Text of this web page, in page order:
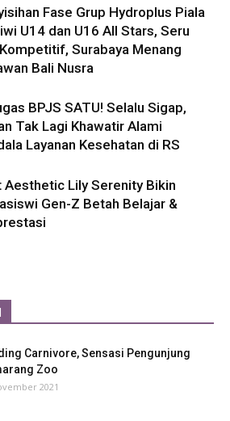
Fase Grup Hydroplus Piala
U14 dan U16 All Stars, Seru
Surabaya Menang
Bali Nusra
BPJS SATU! Selalu Sigap,
Tak Lagi Khawatir Alami
Layanan Kesehatan di RS
Aesthetic Lily Serenity Bikin
Gen-Z Betah Belajar &
Carnivore, Sensasi Pengunjung
Zoo
2021